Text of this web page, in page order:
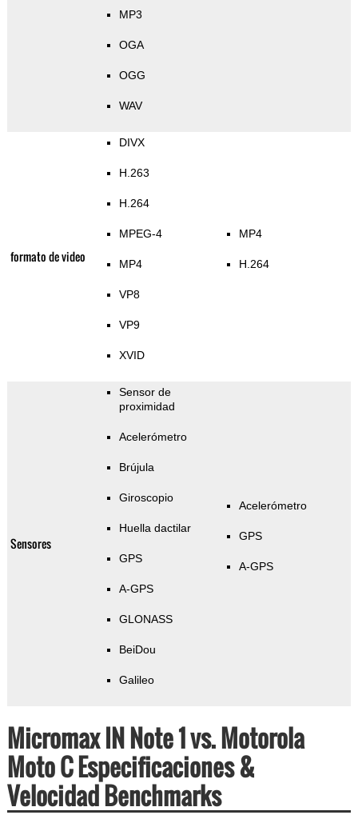
MP3
OGA
OGG
WAV
formato de video
DIVX
H.263
H.264
MPEG-4
MP4
VP8
VP9
XVID
MP4
H.264
Sensores
Sensor de
proximidad
Acelerómetro
Brújula
Giroscopio
Huella dactilar
GPS
A-GPS
GLONASS
BeiDou
Galileo
Acelerómetro
GPS
A-GPS
Micromax IN Note 1 vs. Motorola
Moto C Especificaciones &
Velocidad Benchmarks